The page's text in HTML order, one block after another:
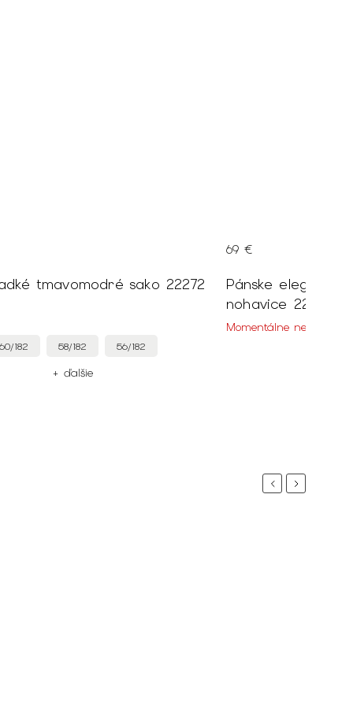
Pánske hladké tmavomodré sako 22272
60/182 58/182 56/182
+ ďalšie
Pánske
nohavice 22273
Momentálne
69 €
PreviousNext